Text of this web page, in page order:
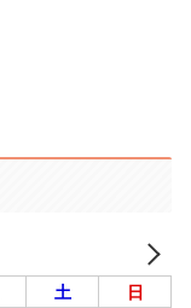
土 日